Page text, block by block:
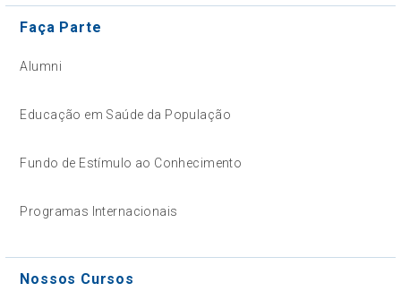
Faça Parte
Alumni
Educação em Saúde da População
Fundo de Estímulo ao Conhecimento
Programas Internacionais
Nossos Cursos